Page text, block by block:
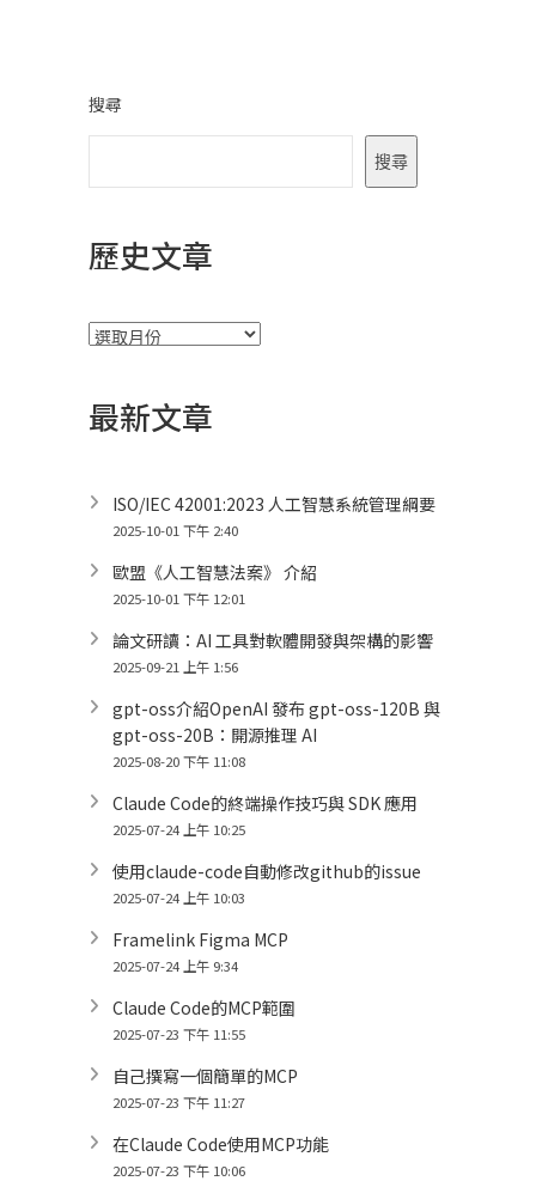
搜尋
搜尋
歷史文章
彙
最新文章
ISO/IEC 42001:2023 人工智慧系統管理綱要
2025-10-01 下午 2:40
歐盟《人工智慧法案》 介紹
2025-10-01 下午 12:01
論文研讀：AI 工具對軟體開發與架構的影響
2025-09-21 上午 1:56
gpt-oss介紹OpenAI 發布 gpt-oss-120B 與
gpt-oss-20B：開源推理 AI
2025-08-20 下午 11:08
Claude Code的終端操作技巧與 SDK 應用
2025-07-24 上午 10:25
使用claude-code自動修改github的issue
2025-07-24 上午 10:03
Framelink Figma MCP
2025-07-24 上午 9:34
Claude Code的MCP範圍
2025-07-23 下午 11:55
自己撰寫一個簡單的MCP
2025-07-23 下午 11:27
在Claude Code使用MCP功能
2025-07-23 下午 10:06